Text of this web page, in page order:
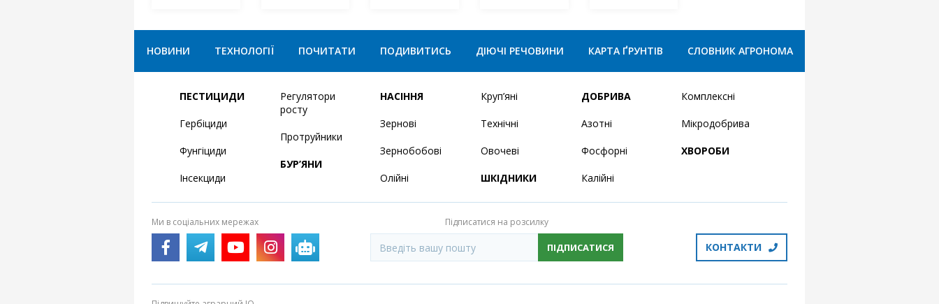
НОВИНИ ТЕХНОЛОГІЇ ПОЧИТАТИ ПОДИВИТИСЬ ДІЮЧІ РЕЧОВИНИ КАРТА ҐРУНТІВ СЛОВНИК АГРОНОМА
ПЕСТИЦИДИ
Гербіциди
Фунгіциди
Інсекциди
Регулятори
росту
Протруйники
БУР’ЯНИ
НАСІННЯ
Зернові
Зернобобові
Олійні
Круп’яні
Технічні
Овочеві
ШКІДНИКИ
ДОБРИВА
Азотні
Фосфорні
Калійні
Комплексні
Мікродобрива
ХВОРОБИ
Ми в соціальних мережах Підписатися на розсилку
ПІДПИСАТИСЯ КОНТАКТИ